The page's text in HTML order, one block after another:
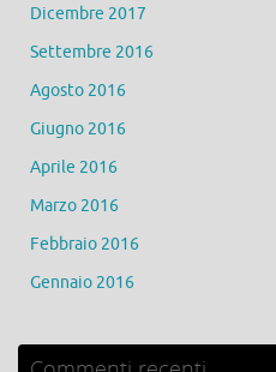
Dicembre 2017
Settembre 2016
Agosto 2016
Giugno 2016
Aprile 2016
Marzo 2016
Febbraio 2016
Gennaio 2016